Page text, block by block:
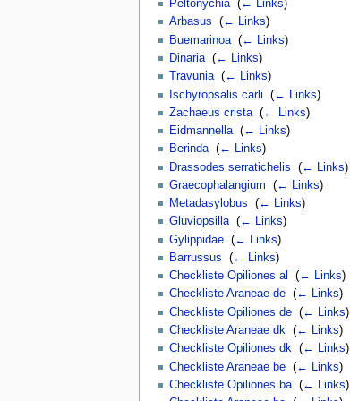
Peltonychia‎ (← Links)
Arbasus
(← Links)
Buemarinoa‎ (← Links)
Dinaria‎ (← Links)
Travunia‎ (← Links)
Ischyropsalis carli
(← Links)
Zachaeus crista‎ (← Links)
Eidmannella‎ (← Links)
Berinda‎ (← Links)
Drassodes serratichelis
(← Links)
Graecophalangium
(← Links)
Metadasylobus
(← Links)
Gluviopsilla‎ (← Links)
Gylippidae‎ (← Links)
Barrussus
(← Links)
Checkliste Opiliones al
(← Links)
Checkliste Araneae de‎ (← Links)
Checkliste Opiliones de‎ (← Links)
Checkliste Araneae dk‎ (← Links)
Checkliste Opiliones dk‎ (← Links)
Checkliste Araneae be‎ (← Links)
Checkliste Opiliones ba‎ (← Links)